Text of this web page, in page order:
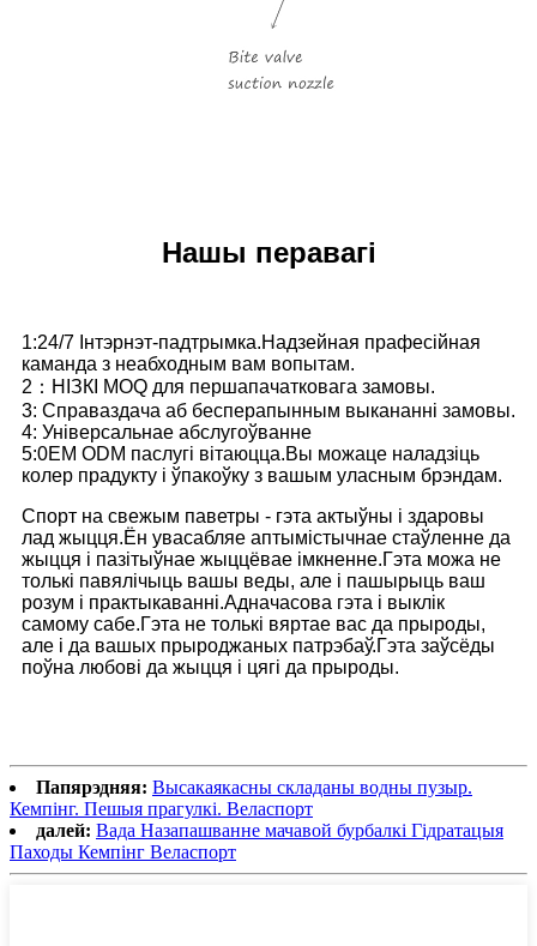
Нашы перавагі
1:24/7 Інтэрнэт-падтрымка.Надзейная прафесійная
каманда з неабходным вам вопытам.
2：НІЗКІ MOQ для першапачатковага замовы.
3: Справаздача аб бесперапынным выкананні замовы.
4: Універсальнае абслугоўванне
5:0EM ODM паслугі вітаюцца.Вы можаце наладзіць
колер прадукту і ўпакоўку з вашым уласным брэндам.
Спорт на свежым паветры - гэта актыўны і здаровы
лад жыцця.Ён увасабляе аптымістычнае стаўленне да
жыцця і пазітыўнае жыццёвае імкненне.Гэта можа не
толькі павялічыць вашы веды, але і пашырыць ваш
розум і практыкаванні.Адначасова гэта і выклік
самому сабе.Гэта не толькі вяртае вас да прыроды,
але і да вашых прыроджаных патрэбаў.Гэта заўсёды
поўна любові да жыцця і цягі да прыроды.
Папярэдняя: Высакаякасны складаны водны пузыр.
Кемпінг. Пешыя прагулкі. Веласпорт
далей: Вада Назапашванне мачавой бурбалкі Гідратацыя
Паходы Кемпінг Веласпорт